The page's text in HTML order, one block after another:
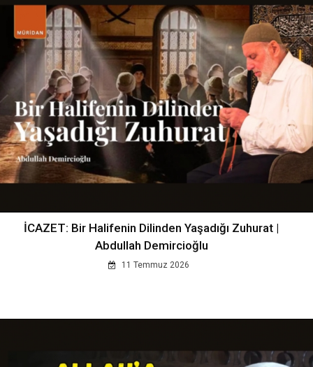
İCAZET: Bir Halifenin Dilinden Yaşadığı Zuhurat |
Abdullah Demircioğlu
11 Temmuz 2026